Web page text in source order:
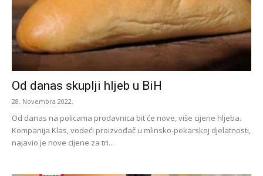
Od danas skuplji hljeb u BiH
28. Novembra 2022.
Od danas na policama prodavnica bit će nove, više cijene hljeba.
Kompanija Klas, vodeći proizvođač u mlinsko-pekarskoj djelatnosti,
najavio je nove cijene za tri...